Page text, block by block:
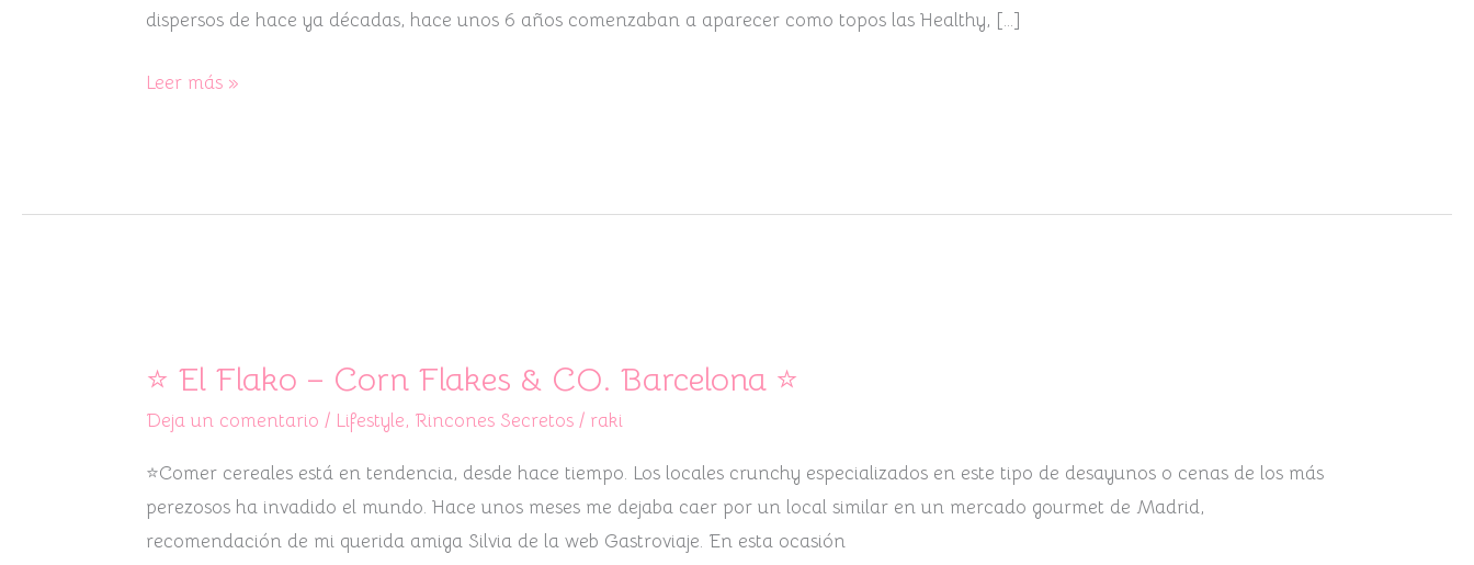
dispersos de hace ya décadas, hace unos 6 años comenzaban a aparecer como topos las Healthy, […]
Leer más »
⭐ El Flako – Corn Flakes & CO. Barcelona ⭐
Deja un comentario / Lifestyle, Rincones Secretos / raki
⭐Comer cereales está en tendencia, desde hace tiempo. Los locales crunchy especializados en este tipo de desayunos o cenas de los más
perezosos ha invadido el mundo. Hace unos meses me dejaba caer por un local similar en un mercado gourmet de Madrid,
recomendación de mi querida amiga Silvia de la web Gastroviaje. En esta ocasión
El
Flako
–
Corn
Flakes
&